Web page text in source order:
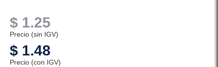
$ 1.25
Precio (sin IGV)
$ 1.48
Precio (con IGV)